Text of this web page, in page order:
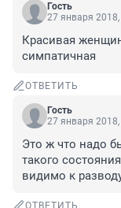
Гость
27 января
Красивая
симпатичная
ОТВЕТИТЬ
Гость
27 января 2018,
Это ж что надо
такого
видимо к
ОТВЕТИТЬ